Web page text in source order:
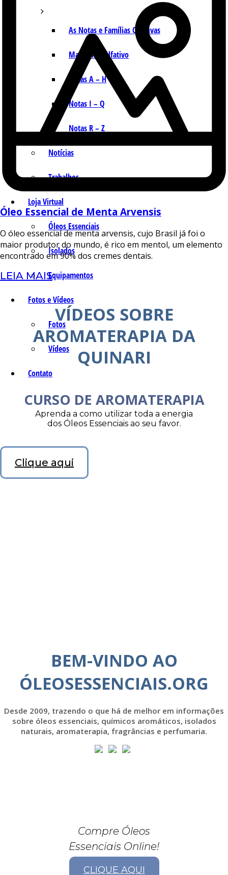
As Notas e Famílias Olfativas
Marketing Olfativo
Notas A – H
Notas I – Q
Notas R – Z
Notícias
Trabalhos
Loja Virtual
Óleos Essenciais
Isolados
Equipamentos
Fotos e Vídeos
Fotos
Vídeos
Contato
Óleo Essencial de Menta Arvensis
O óleo essencial de menta arvensis, cujo Brasil já foi o
maior produtor do mundo, é rico em mentol, um elemento
encontrado em 90% dos cremes dentais.
LEIA MAIS
VÍDEOS SOBRE
AROMATERAPIA DA
QUINARI
CURSO DE AROMATERAPIA
Aprenda a como utilizar toda a energia
dos Óleos Essenciais ao seu favor.
Clique aqui
BEM-VINDO AO
ÓLEOSESSENCIAIS.ORG
Desde 2009, trazendo o que há de melhor em informações
sobre óleos essenciais, químicos aromáticos, isolados
naturais, aromaterapia, fragrâncias e perfumaria.
Compre Óleos
Essenciais Online!
CLIQUE AQUI